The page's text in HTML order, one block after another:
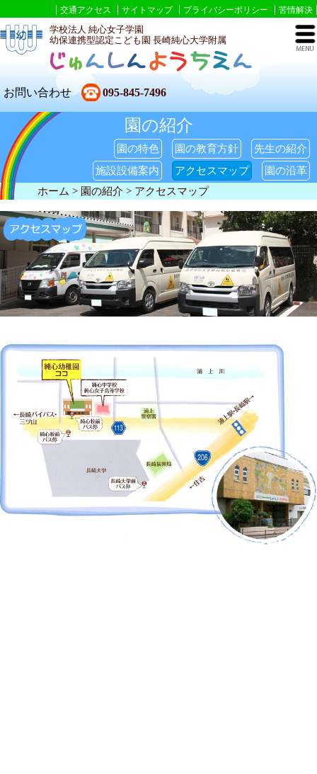
交通アクセス サイトマップ プライバシーポリシー
苦情解決
学校法人 純心女子学園
幼保連携型認定こども園 長崎純心大学附属
お問い合わせ 095-845-7496
園の紹介
園の特色 園の教育方針
先生の紹介
施設設備案内
アクセスマップ
園の沿革
ホーム > 園の紹介 > アクセスマップ